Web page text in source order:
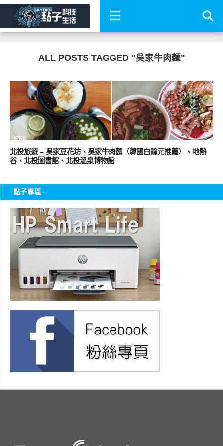
ALL POSTS TAGGED "吳家牛肉麵"
好好吃
北投旅遊 – 吳家豆花坊、吳家牛肉麵（韓國白鐘元推薦）、地熱
谷、北投圖書館、北投溫泉博物館
點子專區